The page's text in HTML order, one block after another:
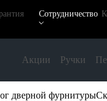
Сотрудничество
Акции Ручки
дверной фурнитуры